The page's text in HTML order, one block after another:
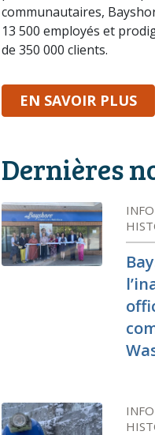
communautaires,
13 500 employés et
de 350 000 clients.
EN SAVOIR PLUS
Dernières